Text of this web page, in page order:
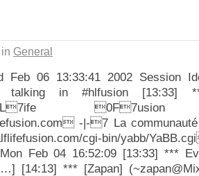
General
Feb 06 13:33:41 2002 Session
talking in #hlfusion [13:33]
0L7ife
-|-7 La
cgi-bin/yabb/
Feb 04 16:52:09 [13:33] ***
[14:13] *** [Zapan]